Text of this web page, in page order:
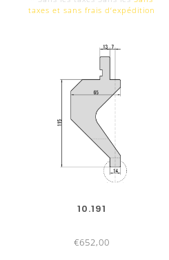
taxes et sans frais d‘expédition
10.191
€652,00